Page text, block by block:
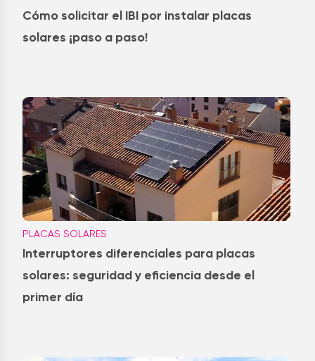
Cómo solicitar el IBI por instalar placas
solares ¡paso a paso!
PLACAS SOLARES
Interruptores diferenciales para placas
solares: seguridad y eficiencia desde el
primer día